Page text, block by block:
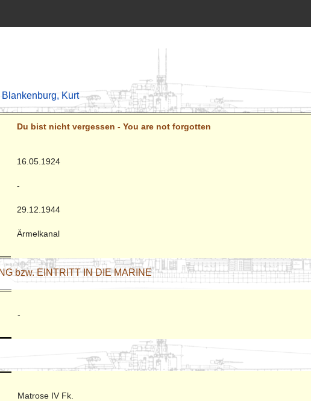
Blankenburg, Kurt
Du bist nicht vergessen - You are not forgotten
16.05.1924
-
29.12.1944
Ärmelkanal
bzw. EINTRITT IN DIE MARINE
-
Matrose IV Fk.